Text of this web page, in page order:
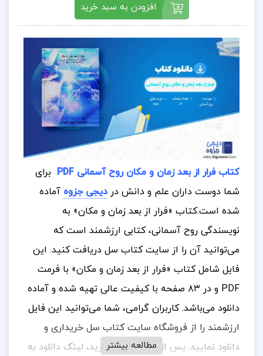
افزودن به سبد خرید
کتاب فرار از بعد زمان و مکان روح آسمانی PDF
برای
شما دوست داران علم و دانش دردیجی جزوه آماده
شده است.کتاب «فرار از بعد زمان و مکان» به
نویسندگی روح آسمانی، کتابی ارزشمند است که
می‌توانید آن را از سایت کتاب سل دریافت کنید. این
فایل شامل کتاب «فرار از بعد زمان و مکان» با فرمت
PDF و در ٨٣ صفحه با کیفیت عالی تهیه شده و آماده
دانلود می‌باشد.کاربران گرامی، شما می‌توانید این فایل
ارزشمند را از فروشگاه سایت کتاب سل خریداری و
دانلود نمایید. پس از اتمام فرایند خرید، لینک دانلود به
مطالعه بیشتر